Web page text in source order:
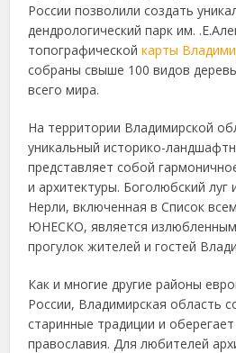
России позволили создать
дендрологический парк им.
топографическойкарты
собраны свыше 100 видов
всего мира.
На территории Владимирской
уникальный историко-
представляет собой
и архитектуры. Боголюбский луг
Нерли, включенная в Список
ЮНЕСКО, является
прогулок жителей и гостей
Как и многие другие районы
России, Владимирская область
старинные традиции и
православия. Для любителей